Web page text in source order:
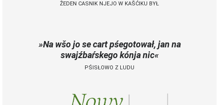
Na wšo jo se cart pśegotował, jan na
swajźbaŕskego kónja nic
PŚISŁOWO Z LUDU
ŽEDEN CASNIK NJEJO W KAŠĆIKU BYŁ